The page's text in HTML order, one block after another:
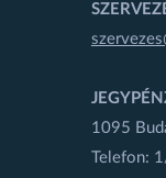
1095
Telefon: